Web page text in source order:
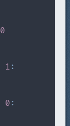
0
1 :
0 :